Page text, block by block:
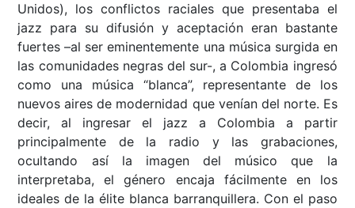
Unidos), los conflictos raciales que presentaba el
jazz para su difusión y aceptación eran bastante
fuertes –al ser eminentemente una música surgida en
las comunidades negras del sur-, a Colombia ingresó
como una música “blanca”, representante de los
nuevos aires de modernidad que venían del norte. Es
decir, al ingresar el jazz a Colombia a partir
principalmente de la radio y las grabaciones,
ocultando así la imagen del músico que la
interpretaba, el género encaja fácilmente en los
ideales de la élite blanca barranquillera. Con el paso